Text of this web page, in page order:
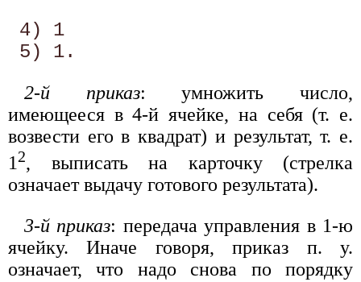
4) 1
2-й приказ: умножить число,
имеющееся в 4-й ячейке, на себя (т. е.
возвести его в квадрат) и результат, т. е.
1 2, выписать на карточку (стрелка
означает выдачу готового результата).
3-й приказ: передача управления в 1-ю
ячейку. Иначе говоря, приказ п. у.
означает, что надо снова по порядку